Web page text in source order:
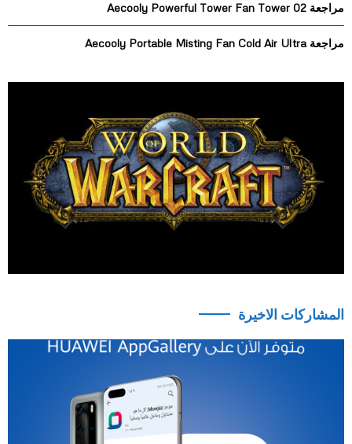
مراجعة Aecooly Powerful Tower Fan Tower 02
مراجعة Aecooly Portable Misting Fan Cold Air Ultra
المشاركات الاخيرة